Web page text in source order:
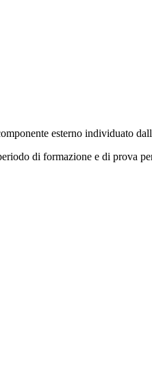
esterno individuato
di formazione e di prova